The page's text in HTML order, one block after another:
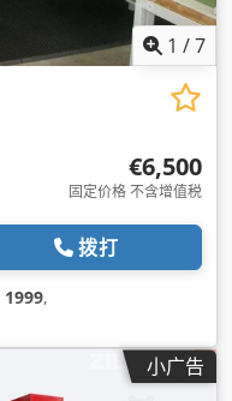
1 /7
€6,500
固定价格 不含增值税
拨打
1999,
小广告